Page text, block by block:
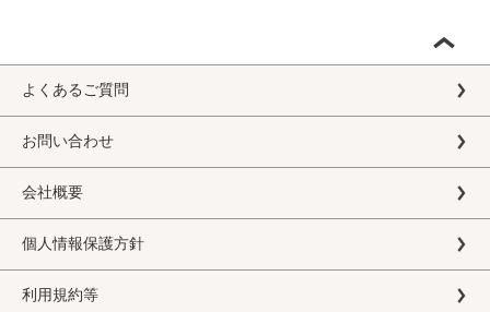
よくあるご質問
お問い合わせ
会社概要
個人情報保護方針
利用規約等